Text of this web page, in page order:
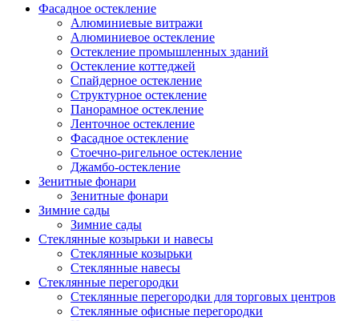
Фасадное остекление
Алюминиевые витражи
Алюминиевое остекление
Остекление промышленных зданий
Остекление коттеджей
Спайдерное остекление
Структурное остекление
Панорамное остекление
Ленточное остекление
Фасадное остекление
Стоечно-ригельное остекление
Джамбо-остекление
Зенитные фонари
Зенитные фонари
Зимние сады
Зимние сады
Стеклянные козырьки и навесы
Стеклянные козырьки
Стеклянные навесы
Стеклянные перегородки
Стеклянные перегородки для торговых центров
Стеклянные офисные перегородки